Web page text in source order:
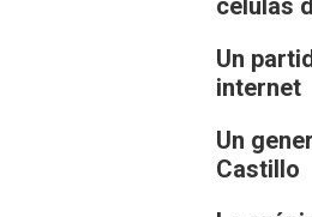
Un
internet
Un
Castillo